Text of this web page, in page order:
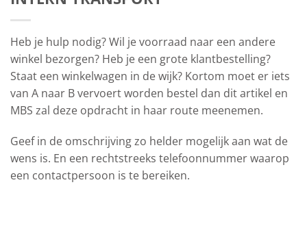
Heb je hulp nodig? Wil je voorraad naar een andere
winkel bezorgen? Heb je een grote klantbestelling?
Staat een winkelwagen in de wijk? Kortom moet er iets
van A naar B vervoert worden bestel dan dit artikel en
MBS zal deze opdracht in haar route meenemen.
Geef in de omschrijving zo helder mogelijk aan wat de
wens is. En een rechtstreeks telefoonnummer waarop
een contactpersoon is te bereiken.